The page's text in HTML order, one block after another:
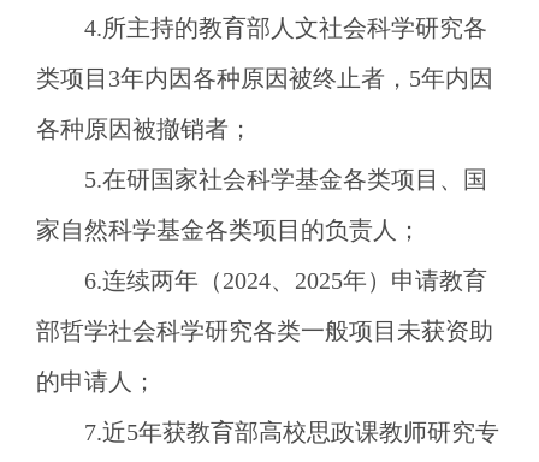
4.所主持的教育部人文社会科学研究各
类项目3年内因各种原因被终止者，5年内因
各种原因被撤销者；
5.在研国家社会科学基金各类项目、国
家自然科学基金各类项目的负责人；
6.连续两年（2024、2025年）申请教育
部哲学社会科学研究各类一般项目未获资助
的申请人；
7.近5年获教育部高校思政课教师研究专